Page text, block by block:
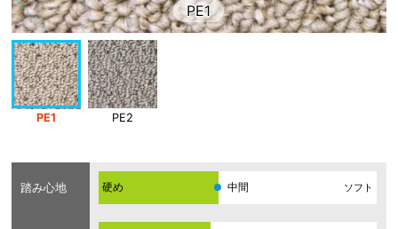
PE1
PE1 PE2
踏み心地 硬め ソフト